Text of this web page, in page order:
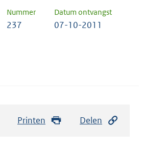
Nummer Datum ontvangst
237 07-10-2011
Printen Delen